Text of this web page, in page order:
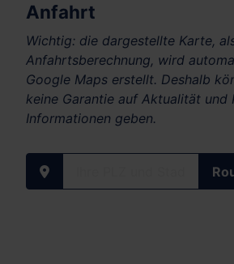
Anfahrt
Wichtig: die dargestellte Karte,
Anfahrtsberechnung, wird
Google Maps erstellt. Deshalb
keine Garantie auf Aktualität und
Informationen geben.
Ihre PLZ und Stadt